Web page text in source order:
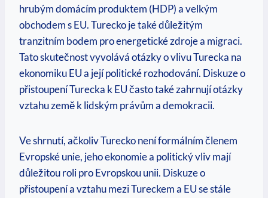
hrubým domácím produktem (HDP) a velkým
obchodem s EU. Turecko je také důležitým
tranzitním bodem pro energetické zdroje a migraci.
Tato skutečnost vyvolává otázky o vlivu Turecka na
ekonomiku EU a její politické rozhodování. Diskuze o
přistoupení Turecka k EU často také zahrnují otázky
vztahu země k lidským právům a demokracii.
Ve shrnutí, ačkoliv Turecko není formálním členem
Evropské unie, jeho ekonomie a politický vliv mají
důležitou roli pro Evropskou unii. Diskuze o
přistoupení a vztahu mezi Tureckem a EU se stále